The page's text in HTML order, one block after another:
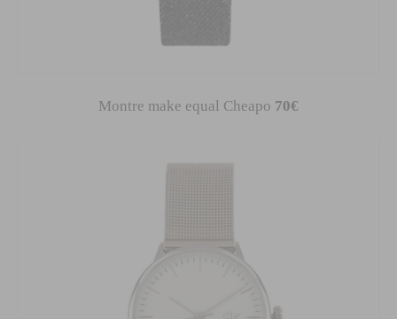
Montre make equal Cheapo 70€